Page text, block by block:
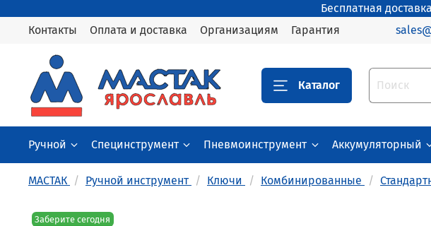
Бесплатная
Контакты
Оплата и доставка Организациям Гарантия
Каталог
Ручной Специнструмент Пневмоинструмент Аккумуляторный
МАСТАК Ручной инструмент Ключи Комбинированные
Заберите сегодня